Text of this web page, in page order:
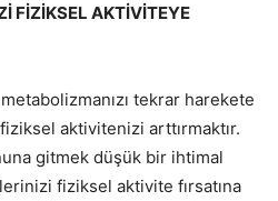
FİZİKSEL AKTİVİTEYE
tekrar harekete
aktivitenizi arttırmaktır.
gitmek düşük bir ihtimal
fiziksel aktivite fırsatına